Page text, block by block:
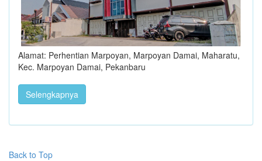
Alamat: Perhentian Marpoyan, Marpoyan Damai, Maharatu,
Kec. Marpoyan Damai, Pekanbaru
Selengkapnya
Back to Top